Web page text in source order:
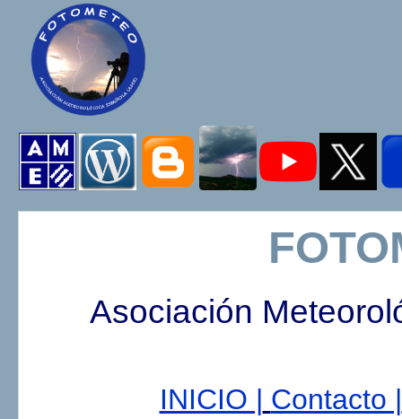
Asociación
INICIO | Contacto |